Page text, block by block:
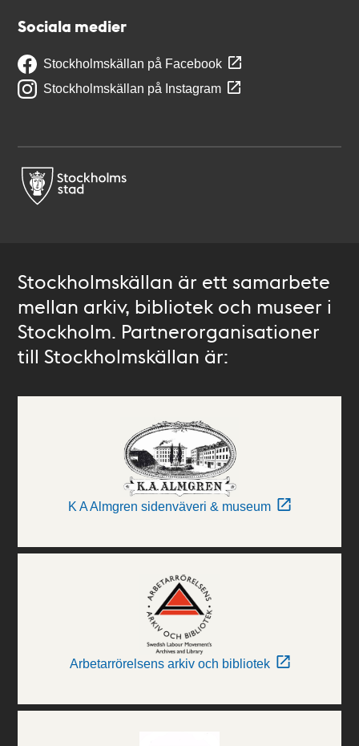
Sociala medier
Stockholmskällan på Facebook
Stockholmskällan på Instagram
Stockholmskällan är ett samarbete
mellan arkiv, bibliotek och museer i
Stockholm. Partnerorganisationer
till Stockholmskällan är:
K A Almgren sidenväveri & museum
Arbetarrörelsens arkiv och bibliotek